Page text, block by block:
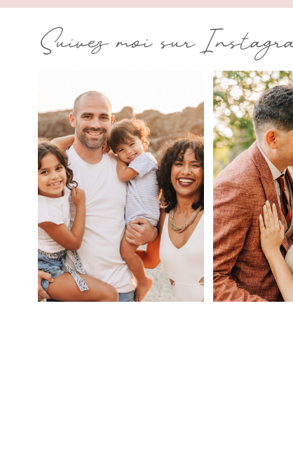
Suivez moi sur